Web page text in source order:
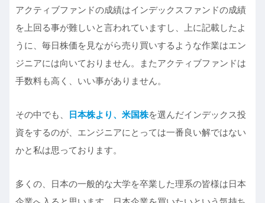
アクティブファンドの成績はインデックスファンドの成績
を上回る事が難しいと言われていますし、上に記載したよ
うに、毎日株価を見ながら売り買いするような作業はエン
ジニアには向いておりません。またアクティブファンドは
手数料も高く、いい事がありません。
その中でも、 日本株より、米国株を選んだインデックス投
資をするのが、エンジニアにとっては一番良い解ではない
かと私は思っております。
多くの、日本の一般的な大学を卒業した理系の皆様は日本